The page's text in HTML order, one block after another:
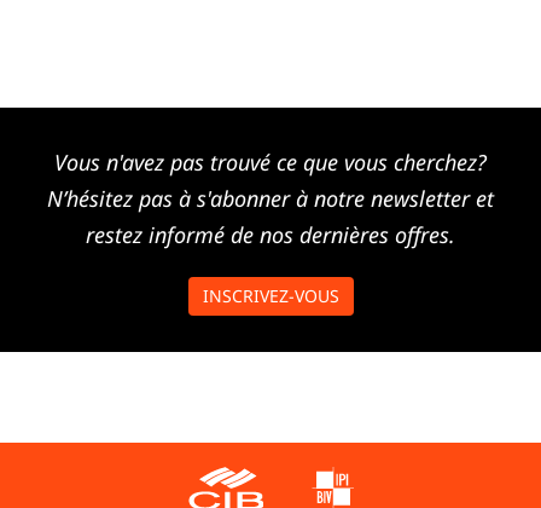
Vous n'avez pas trouvé ce que vous cherchez?
N’hésitez pas à s'abonner à notre newsletter et
restez informé de nos dernières offres.
INSCRIVEZ-VOUS